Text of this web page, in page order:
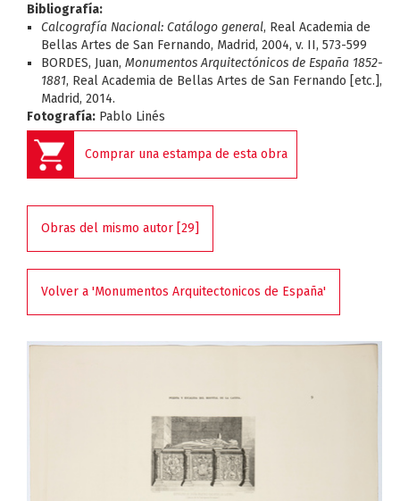
Bibliografía:
Calcografía Nacional: Catálogo general, Real Academia de
Bellas Artes de San Fernando, Madrid, 2004, v. II, 573-599
BORDES, Juan, Monumentos Arquitectónicos de España 1852-
1881, Real Academia de Bellas Artes de San Fernando [etc.],
Madrid, 2014.
Fotografía: Pablo Linés
Comprar una estampa de esta obra
Obras del mismo autor [29]
Volver a 'Monumentos Arquitectonicos de España'